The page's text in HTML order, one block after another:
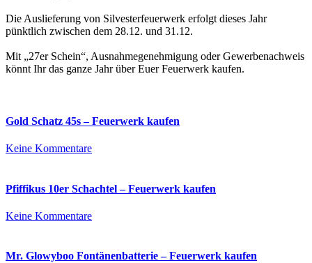
Die Auslieferung von Silvesterfeuerwerk erfolgt dieses Jahr
pünktlich zwischen dem 28.12. und 31.12.
Mit „27er Schein“, Ausnahmegenehmigung oder Gewerbenachweis
könnt Ihr das ganze Jahr über Euer Feuerwerk kaufen.
Gold Schatz 45s – Feuerwerk kaufen
Keine Kommentarezu
45s
–
kaufen
Pfiffikus 10er Schachtel – Feuerwerk kaufen
Keine Kommentarezu
Schachtel
Mr. Glowyboo Fontänenbatterie – Feuerwerk kaufen